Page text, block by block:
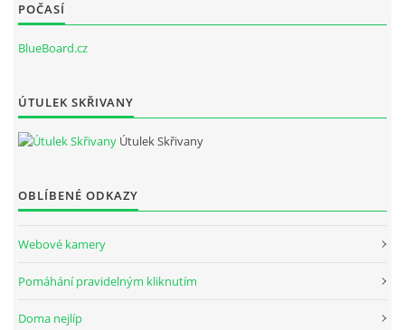
POČASÍ
BlueBoard.cz
ÚTULEK SKŘIVANY
Útulek Skřivany
OBLÍBENÉ ODKAZY
Webové kamery
Pomáhání pravidelným kliknutím
Doma nejlíp